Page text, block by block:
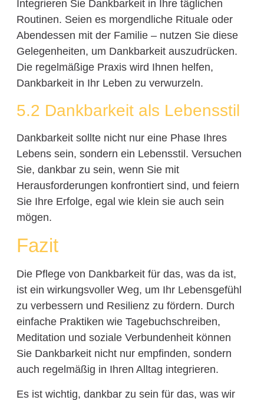
Integrieren Sie Dankbarkeit in Ihre täglichen
Routinen. Seien es morgendliche Rituale oder
Abendessen mit der Familie – nutzen Sie diese
Gelegenheiten, um Dankbarkeit auszudrücken.
Die regelmäßige Praxis wird Ihnen helfen,
Dankbarkeit in Ihr Leben zu verwurzeln.
5.2 Dankbarkeit als Lebensstil
Dankbarkeit sollte nicht nur eine Phase Ihres
Lebens sein, sondern ein Lebensstil. Versuchen
Sie, dankbar zu sein, wenn Sie mit
Herausforderungen konfrontiert sind, und feiern
Sie Ihre Erfolge, egal wie klein sie auch sein
mögen.
Fazit
Die Pflege von Dankbarkeit für das, was da ist,
ist ein wirkungsvoller Weg, um Ihr Lebensgefühl
zu verbessern und Resilienz zu fördern. Durch
einfache Praktiken wie Tagebuchschreiben,
Meditation und soziale Verbundenheit können
Sie Dankbarkeit nicht nur empfinden, sondern
auch regelmäßig in Ihren Alltag integrieren.
Es ist wichtig, dankbar zu sein für das, was wir